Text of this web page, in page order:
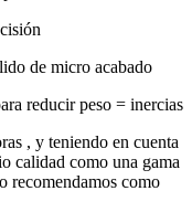
de micro acabado
reducir peso = inercias
, y teniendo en cuenta
calidad como una gama
recomendamos como